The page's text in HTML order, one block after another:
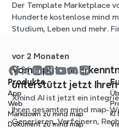
Situation
Der Template Marketplace
Hunderte kostenlose mind
Studium, Leben und mehr.
vor 2 Monaten
Vom Input zur
unterstützt jetzt Ihren
mapping-Workflow
Xmind AI ist jetzt ein
Ihren gesamten mind map-
Generieren, Verfeinern,
Produkte
App
Web
Markdown zu mind map
Dokument zu mind map
KI